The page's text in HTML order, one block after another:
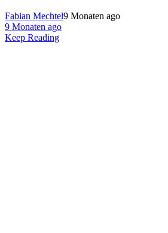
Fabian Mechtel9 Monaten ago
9 Monaten ago
Keep Reading